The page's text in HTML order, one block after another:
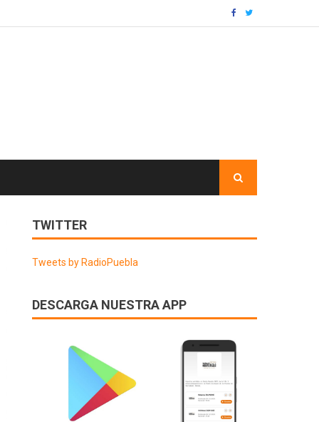
TWITTER
Tweets by RadioPuebla
DESCARGA NUESTRA APP